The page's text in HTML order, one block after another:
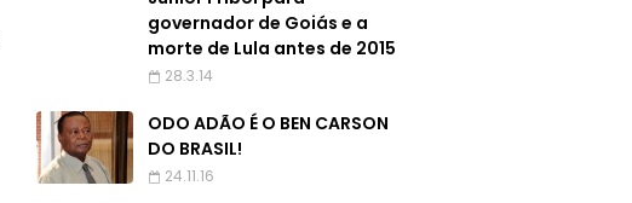
governador de Goiás e a
morte de Lula antes de 2015
28.3.14
ODO ADÃO É O BEN CARSON
DO BRASIL!
24.11.16